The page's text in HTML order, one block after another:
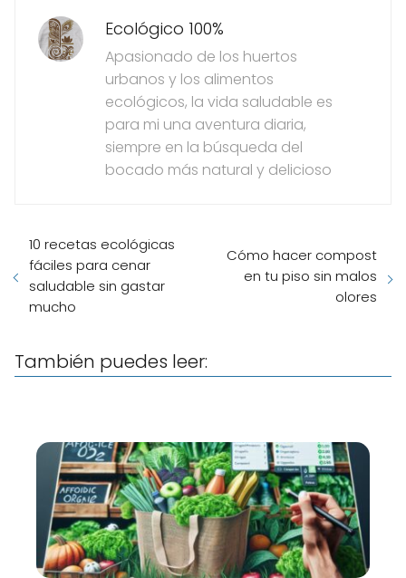
Ecológico 100%
Apasionado de los huertos
urbanos y los alimentos
ecológicos, la vida saludable es
para mi una aventura diaria,
siempre en la búsqueda del
bocado más natural y delicioso
10 recetas ecológicas
fáciles para cenar
saludable sin gastar
mucho
Cómo hacer compost
en tu piso sin malos
olores
También puedes leer: